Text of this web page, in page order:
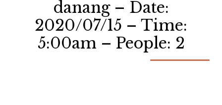
danang – Date:
2020/07/15 – Time:
5:00am – People: 2